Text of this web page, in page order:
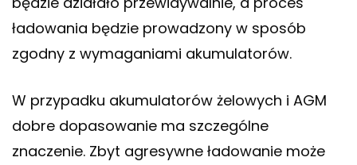
ładowania będzie prowadzony w sposób
zgodny z wymaganiami akumulatorów.
W przypadku akumulatorów żelowych i AGM
dobre dopasowanie ma szczególne
znaczenie. Zbyt agresywne ładowanie może